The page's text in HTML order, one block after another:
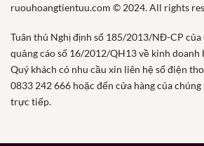
ruouhoangtientuu.com © 2024. All rights
Tuân thủ Nghị định số 185/2013/NĐ-CP
quảng cáo số 16/2012/QH13 về kinh doanh
Quý khách có nhu cầu xin liên hệ số điện
0833 242 666 hoặc đến cửa hàng của
trực tiếp.